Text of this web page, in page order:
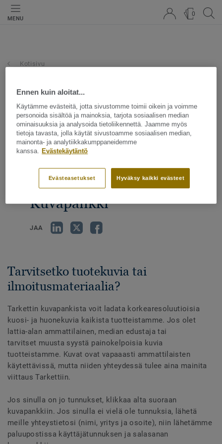
MENU
0
Kotisivu
Kuvapankki
JAA
Tarvitsetko tuotekuvia tai
ilmoitusmateriaalia?
Tarkettin kuvapankista voit ladata korkearesoluutioisia
kuosi- ja huonekuvia kaikista tuotteistamme. Jos olet
lattia-alan ammattilainen, median edustaja tai
tarvitset muusta syystä painokelpoisia kuvia
tuotteistamme. Kuvat ovat vapaaasti ammattilaisten
käytettävissä, mutta niiden yhteydessä tulee aina mainita
viittaus Tarkettiin.
Jos sinulla on jo tunnukset, klikkaa alta suoraan
kuvapankkiin. Jos sinulla ei vielä ole tunnuksia, lähetä
meille yhteystietosi (nimi, yritys ja osoite), niin lähetämme
paluupostissa käyttäjätunnuksen ja salasanan
Ennen kuin aloitat...
Käytämme evästeitä, jotta sivustomme toimii oikein ja voimme
personoida sisältöä ja mainoksia, tarjota sosiaalisen median
ominaisuuksia ja analysoida tietoliikennettä. Jaamme myös
tietoja tavasta, jolla käytät sivustoamme sosiaalisen median,
mainonta- ja analytiikkakumppaneidemme
kanssa. Evästekäytäntö
Hyväksy kaikki evästeet
Evästeasetukset